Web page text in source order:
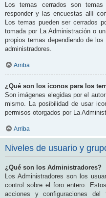
Los temas cerrados son
responder y las encuestas allí
Los temas pueden ser cerrados
tomada por La Administración o
propios temas dependiendo de
administradores.
Arriba
¿Qué son los iconos para los
Son imágenes elegidas por el
mismo. La posibilidad de usar
permisos otorgados por La
Arriba
Niveles de usuario y
¿Qué son los Administradores?
Los Administradores son los
control sobre el foro entero.
acciones y configuraciones del